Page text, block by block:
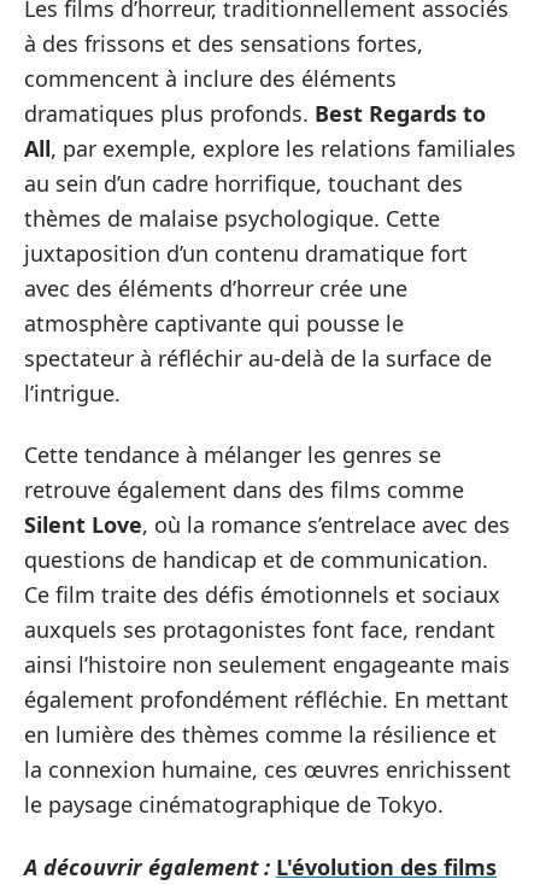
Les films d’horreur, traditionnellement associés
à des frissons et des sensations fortes,
commencent à inclure des éléments
dramatiques plus profonds. Best Regards to
All, par exemple, explore les relations familiales
au sein d’un cadre horrifique, touchant des
thèmes de malaise psychologique. Cette
juxtaposition d’un contenu dramatique fort
avec des éléments d’horreur crée une
atmosphère captivante qui pousse le
spectateur à réfléchir au-delà de la surface de
l’intrigue.
Cette tendance à mélanger les genres se
retrouve également dans des films comme
Silent Love, où la romance s’entrelace avec des
questions de handicap et de communication.
Ce film traite des défis émotionnels et sociaux
auxquels ses protagonistes font face, rendant
ainsi l’histoire non seulement engageante mais
également profondément réfléchie. En mettant
en lumière des thèmes comme la résilience et
la connexion humaine, ces œuvres enrichissent
le paysage cinématographique de Tokyo.
A découvrir également : L'évolution des films